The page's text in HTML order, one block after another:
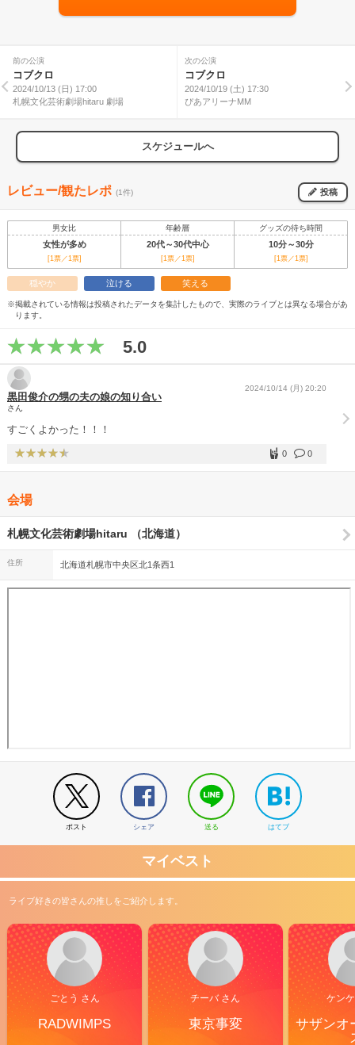
前の公演
コブクロ
2024/10/13 (日) 17:00
札幌文化芸術劇場hitaru 劇場
次の公演
コブクロ
2024/10/19 (土) 17:30
ぴあアリーナMM
スケジュールへ
レビュー/観たレポ (1件) 投稿
男女比 年齢層 グッズの待ち時間
女性が多め 20代～30代中心 10分～30分
[1票／1票] [1票／1票] [1票／1票]
穏やか 泣ける 笑える
※掲載されている情報は投稿されたデータを集計したもので、実際のライブとは異なる場合があ
ります。
5.0
黒田俊介の甥の夫の娘の知り合い
さん
2024/10/14 (月) 20:20
すごくよかった！！！
0
0
会場
札幌文化芸術劇場hitaru （北海道）
住所 北海道札幌市中央区北1条西1
ポスト シェア 送る はてブ
マイベスト
ライブ好きの皆さんの推しをご紹介します。
ごとう さん
RADWIMPS
チーバ さん
東京事変
ケン
サザンオ